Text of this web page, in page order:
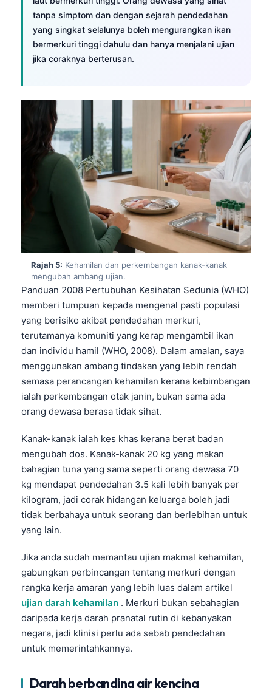
tanpa simptom dan dengan sejarah pendedahan
yang singkat selalunya boleh mengurangkan ikan
bermerkuri tinggi dahulu dan hanya menjalani ujian
jika coraknya berterusan.
Rajah 5: Kehamilan dan perkembangan kanak-kanak
mengubah ambang ujian.
Panduan 2008 Pertubuhan Kesihatan Sedunia (WHO)
memberi tumpuan kepada mengenal pasti populasi
yang berisiko akibat pendedahan merkuri,
terutamanya komuniti yang kerap mengambil ikan
dan individu hamil (WHO, 2008). Dalam amalan, saya
menggunakan ambang tindakan yang lebih rendah
semasa perancangan kehamilan kerana kebimbangan
ialah perkembangan otak janin, bukan sama ada
orang dewasa berasa tidak sihat.
Kanak-kanak ialah kes khas kerana berat badan
mengubah dos. Kanak-kanak 20 kg yang makan
bahagian tuna yang sama seperti orang dewasa 70
kg mendapat pendedahan 3.5 kali lebih banyak per
kilogram, jadi corak hidangan keluarga boleh jadi
tidak berbahaya untuk seorang dan berlebihan untuk
yang lain.
Jika anda sudah memantau ujian makmal kehamilan,
gabungkan perbincangan tentang merkuri dengan
rangka kerja amaran yang lebih luas dalam artikel
ujian darah kehamilan . Merkuri bukan sebahagian
daripada kerja darah pranatal rutin di kebanyakan
negara, jadi klinisi perlu ada sebab pendedahan
untuk memerintahkannya.
Darah berbanding air kencing
Cebuano
Кыргызча
Татар теле
Беларуская мова
Esperanto
Frysk
Ślōnskŏ gŏdka
Norsk bokmål